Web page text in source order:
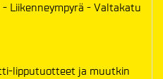
Liikenneympyrä - Valtakatu
lipputuotteet ja muutkin